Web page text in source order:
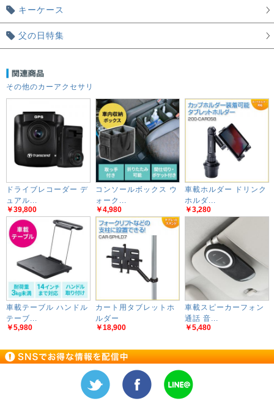
キーケース
父の日特集
その他のカーアクセサリ
ドライブレコーダー デ
ュアル...
￥39,800
コンソールボックス ウ
ォーク...
￥4,980
車載ホルダー ドリンク
ホルダ...
￥3,280
車載テーブル ハンドル
テーブ...
￥5,980
カート用タブレットホ
ルダー
￥18,900
車載スピーカーフォン
通話 音...
￥5,480